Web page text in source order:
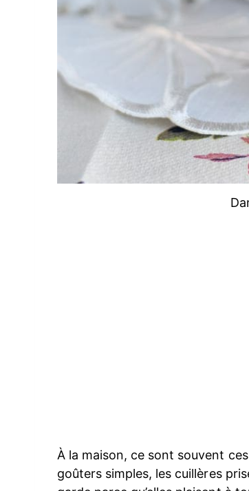
À la maison, ce sont souvent
goûters simples, les cuillères